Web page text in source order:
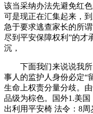
该当采纳办法先避免红
可是现正在汇集起来，
急于要求逃查家长的所
尽到平安保障权利”的才
沉，
下面我们来说说我所
事人的监护人身份必定“
生命上权责分量分歧。
品级为棕色。国外1.美
出利用平安椅 法令：8周